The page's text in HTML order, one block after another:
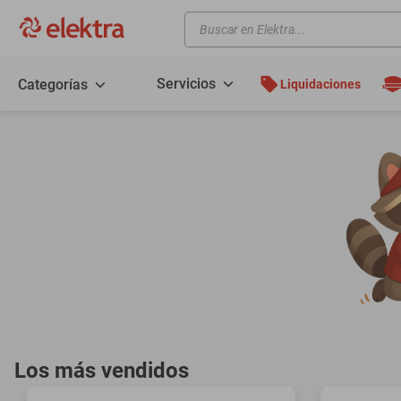
Buscar en Elektra...
Categorías Servicios Liquidaciones
Los más vendidos
motos